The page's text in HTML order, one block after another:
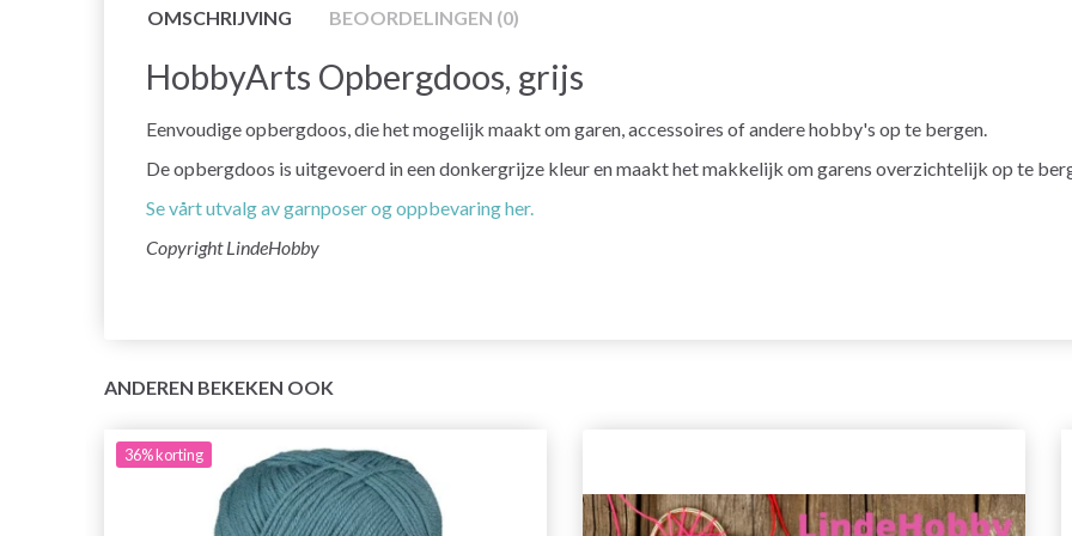
OMSCHRIJVING BEOORDELINGEN (0)
HobbyArts Opbergdoos, grijs
Eenvoudige opbergdoos, die het mogelijk maakt om garen, accessoires of andere hobby's op te bergen.
De opbergdoos is uitgevoerd in een donkergrijze kleur en maakt het makkelijk om garens overzichtelijk op te
Se vårt utvalg av garnposer og oppbevaring her.
Copyright LindeHobby
ANDEREN BEKEKEN OOK
36%korting